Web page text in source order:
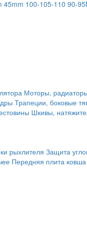
45mm 100-105-110 90-
Моторы,
Трапеции, боковые
Шкивы,
рыхлителя Защита
Передняя плита